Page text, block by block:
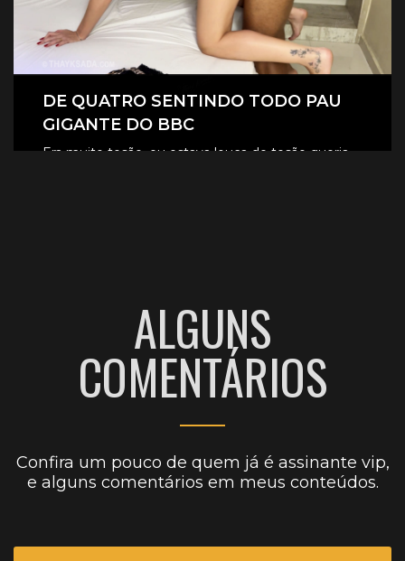
DE QUATRO SENTINDO TODO PAU
GIGANTE DO BBC
Era muito tesão, eu estava louca de tesão queria
ALGUNS
COMENTÁRIOS
Confira um pouco de quem já é assinante vip,
e alguns comentários em meus conteúdos.